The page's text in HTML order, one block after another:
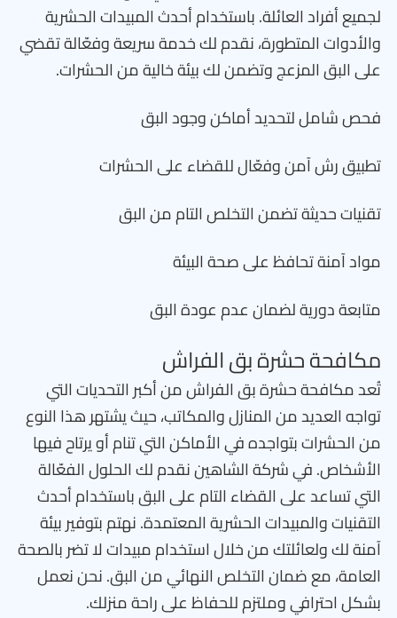
لجميع أفراد العائلة. باستخدام أحدث المبيدات الحشرية
والأدوات المتطورة، نقدم لك خدمة سريعة وفعّالة تقضي
على البق المزعج وتضمن لك بيئة خالية من الحشرات.
فحص شامل لتحديد أماكن وجود البق
تطبيق رش آمن وفعّال للقضاء على الحشرات
تقنيات حديثة تضمن التخلص التام من البق
مواد آمنة تحافظ على صحة البيئة
متابعة دورية لضمان عدم عودة البق
مكافحة حشرة بق الفراش
تُعد مكافحة حشرة بق الفراش من أكبر التحديات التي
تواجه العديد من المنازل والمكاتب، حيث يشتهر هذا النوع
من الحشرات بتواجده في الأماكن التي تنام أو يرتاح فيها
الأشخاص. في شركة الشاهين نقدم لك الحلول الفعّالة
التي تساعد على القضاء التام على البق باستخدام أحدث
التقنيات والمبيدات الحشرية المعتمدة. نهتم بتوفير بيئة
آمنة لك ولعائلتك من خلال استخدام مبيدات لا تضر بالصحة
العامة، مع ضمان التخلص النهائي من البق. نحن نعمل
بشكل احترافي وملتزم للحفاظ على راحة منزلك.